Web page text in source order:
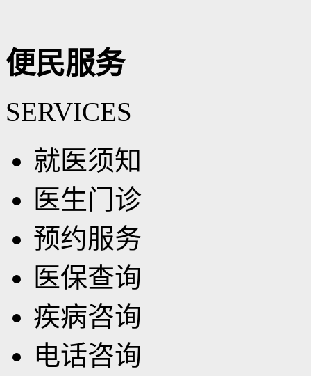
便民服务
SERVICES
就医须知
医生门诊
预约服务
医保查询
疾病咨询
电话咨询